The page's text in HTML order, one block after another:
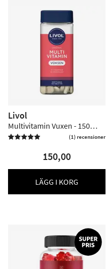
Livol
Multivitamin Vuxen - 150
tabletter
 (1) recensioner
150,00
LÄGG I KORG